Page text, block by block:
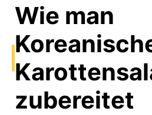
Wie man
zubereitet